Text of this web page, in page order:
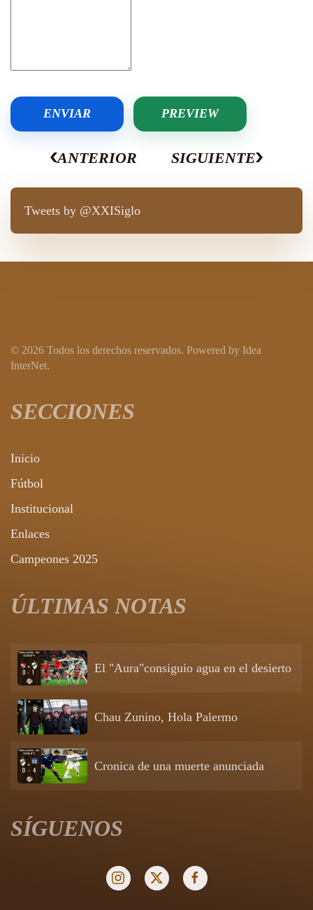
ENVIAR PREVIEW
ANTERIOR SIGUIENTE
Tweets by @XXISiglo
© 2026 Todos los derechos reservados. Powered by Idea
InterNet.
SECCIONES
Inicio
Fútbol
Institucional
Enlaces
Campeones 2025
ÚLTIMAS NOTAS
El "Aura"consiguio agua en el desierto
Chau Zunino, Hola Palermo
Cronica de una muerte anunciada
SÍGUENOS